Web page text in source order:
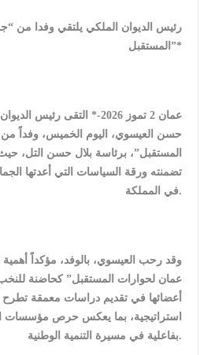
المستقبل”*
حسن العيسوي، اليوم الخميس، وفداً
المستقبل”، برئاسة بلال حسن التل،
تضمنته ورقة السياسات التي أعدتها
في المملكة.
وقد رحب العيسوي، بالوفد، مؤكداً
عمان لحوارات المستقبل” كحاضنة للنخب
أعضائها في تقديم دراسات معمقة تطرح
استراتيجية، بما يعكس حرص مؤسسات
بفاعلية في مسيرة التنمية الوطنية.